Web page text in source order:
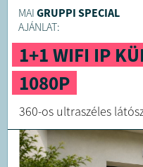
MAI GRUPPI SPECIAL
AJÁNLAT:
1+1 WIFI IP
1080P
360-os ultraszéles